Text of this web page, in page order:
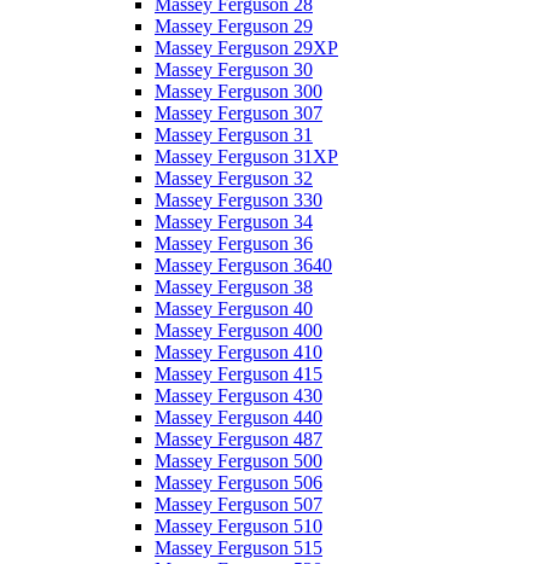
Massey Ferguson 28
Massey Ferguson 29
Massey Ferguson 29XP
Massey Ferguson 30
Massey Ferguson 300
Massey Ferguson 307
Massey Ferguson 31
Massey Ferguson 31XP
Massey Ferguson 32
Massey Ferguson 330
Massey Ferguson 34
Massey Ferguson 36
Massey Ferguson 3640
Massey Ferguson 38
Massey Ferguson 40
Massey Ferguson 400
Massey Ferguson 410
Massey Ferguson 415
Massey Ferguson 430
Massey Ferguson 440
Massey Ferguson 487
Massey Ferguson 500
Massey Ferguson 506
Massey Ferguson 507
Massey Ferguson 510
Massey Ferguson 515